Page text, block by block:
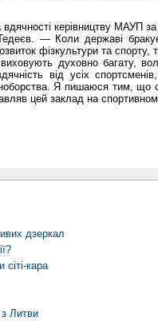
керівництву МАУП
— Коли державі
фізкультури та спорту,
духовно багату,
від усіх
Я пишаюся тим, що
цей заклад на
дзеркал
кара
Литви